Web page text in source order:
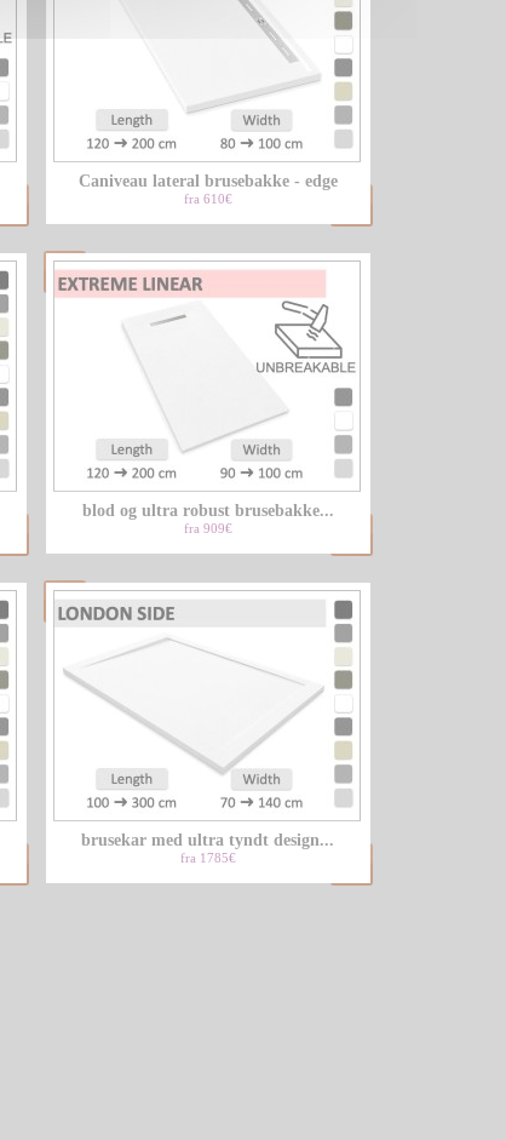
Caniveau lateral brusebakke - edge
fra 610€
blod og ultra robust brusebakke...
fra 909€
brusekar med ultra tyndt design...
fra 1785€